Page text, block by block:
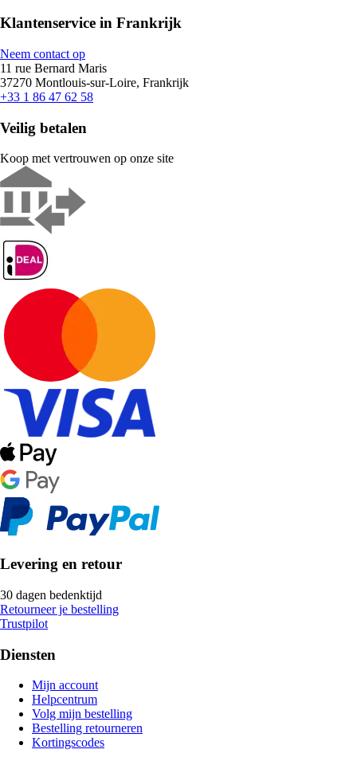
Klantenservice in Frankrijk
Neem contact op
11 rue Bernard Maris
37270 Montlouis-sur-Loire, Frankrijk
+33 1 86 47 62 58
Veilig betalen
Koop met vertrouwen op onze site
Levering en retour
30 dagen bedenktijd
Retourneer je bestelling
Trustpilot
Diensten
Mijn account
Helpcentrum
Volg mijn bestelling
Bestelling retourneren
Kortingscodes